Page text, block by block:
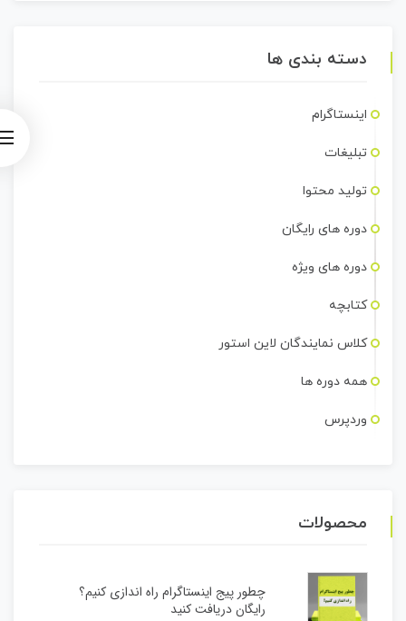
دسته بندی ها
اینستاگرام
تبلیغات
تولید محتوا
دوره های رایگان
دوره های ویژه
کتابچه
کلاس نمایندگان لاین استور
همه دوره ها
وردپرس
محصولات
چطور پیج اینستاگرام راه اندازی کنیم؟
رایگان دریافت کنید